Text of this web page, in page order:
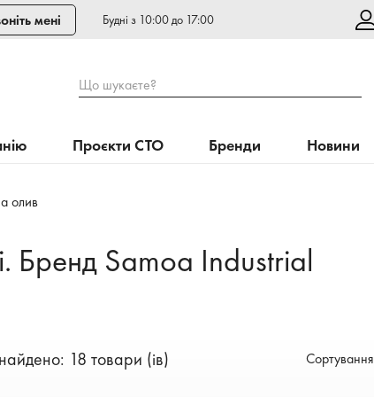
мені Будні з 10:00 до 17:00
Що шукаєте?
Проєкти СТО Бренди Новини
олив
Бренд Samoa Industrial
18 товари (ів) Сортування